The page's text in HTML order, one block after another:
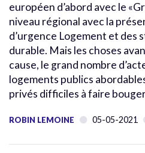
européen d’abord avec le
niveau régional avec la
d’urgence Logement et des
durable. Mais les choses
cause, le grand nombre
logements publics
privés difficiles à faire
ROBIN LEMOINE 05-05-2021